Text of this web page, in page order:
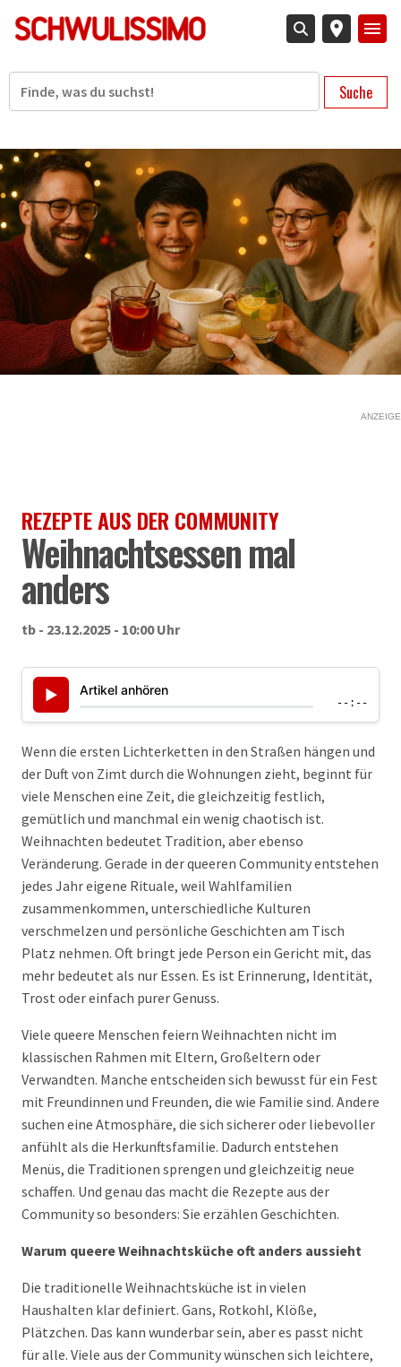
zum
Inhalt
Suche
ANZEIGE
REZEPTE AUS DER COMMUNITY
Weihnachtsessen mal
anders
tb - 23.12.2025 - 10:00 Uhr
▶ Artikel anhören
--:--
Wenn die ersten Lichterketten in den Straßen hängen und
der Duft von Zimt durch die Wohnungen zieht, beginnt für
viele Menschen eine Zeit, die gleichzeitig festlich,
gemütlich und manchmal ein wenig chaotisch ist.
Weihnachten bedeutet Tradition, aber ebenso
Veränderung. Gerade in der queeren Community entstehen
jedes Jahr eigene Rituale, weil Wahlfamilien
zusammenkommen, unterschiedliche Kulturen
verschmelzen und persönliche Geschichten am Tisch
Platz nehmen. Oft bringt jede Person ein Gericht mit, das
mehr bedeutet als nur Essen. Es ist Erinnerung, Identität,
Trost oder einfach purer Genuss.
Viele queere Menschen feiern Weihnachten nicht im
klassischen Rahmen mit Eltern, Großeltern oder
Verwandten. Manche entscheiden sich bewusst für ein Fest
mit Freundinnen und Freunden, die wie Familie sind. Andere
suchen eine Atmosphäre, die sich sicherer oder liebevoller
anfühlt als die Herkunftsfamilie. Dadurch entstehen
Menüs, die Traditionen sprengen und gleichzeitig neue
schaffen. Und genau das macht die Rezepte aus der
Community so besonders: Sie erzählen Geschichten.
Warum queere Weihnachtsküche oft anders aussieht
Die traditionelle Weihnachtsküche ist in vielen
Haushalten klar definiert. Gans, Rotkohl, Klöße,
Plätzchen. Das kann wunderbar sein, aber es passt nicht
für alle. Viele aus der Community wünschen sich leichtere,